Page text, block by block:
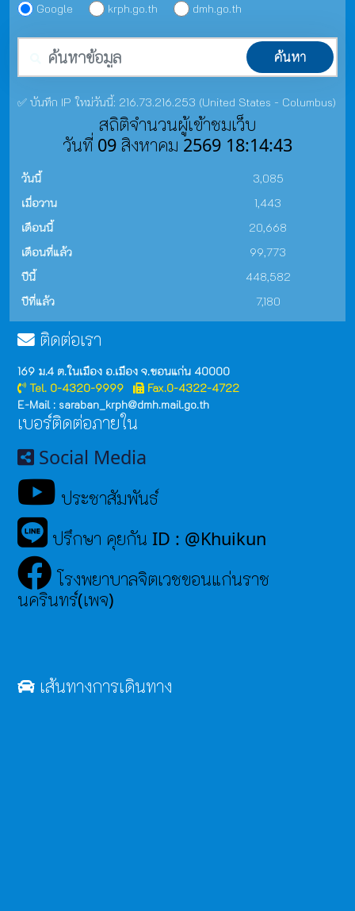
Google krph.go.th dmh.go.th
ค้นหา
✅ บันทึก IP ใหม่วันนี้: 216.73.216.253 (United States - Columbus)
สถิติจำนวนผู้เข้าชมเว็บ
วันที่ 09 สิงหาคม 2569 18:14:43
วันนี้
3,085
เมื่อวาน
1,443
เดือนนี้
20,668
เดือนที่แล้ว
99,773
ปีนี้
448,582
ปีที่แล้ว
7,180
ติดต่อเรา
169 ม.4 ต.ในเมือง อ.เมือง จ.ขอนแก่น 40000
Tel. 0-4320-9999
Fax.0-4322-4722
E-Mail : saraban_krph@dmh.mail.go.th
เบอร์ติดต่อภายใน
Social Media
ประชาสัมพันธ์
ปรึกษา คุยกัน ID : @Khuikun
โรงพยาบาลจิตเวชขอนแก่นราช
นครินทร์(เพจ)
เส้นทางการเดินทาง